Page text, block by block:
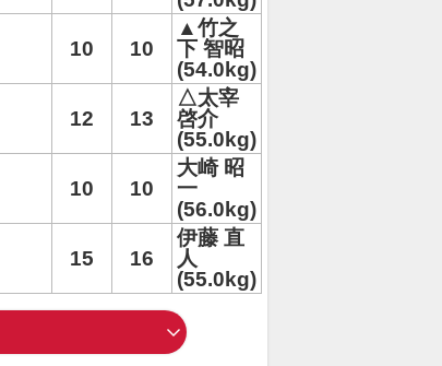
10 10
▲竹之
下 智昭
(54.0kg)
12 13
△太宰
啓介
(55.0kg)
10 10
大崎 昭
一
(56.0kg)
15 16
伊藤 直
人
(55.0kg)